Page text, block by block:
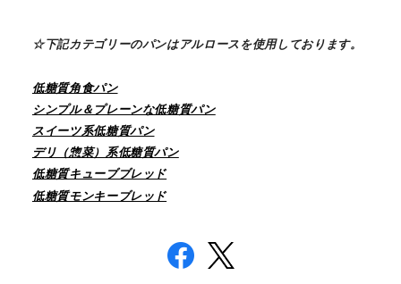
☆下記カテゴリーのパンはアルロースを使用しております。
低糖質角食パン
シンプル＆プレーンな低糖質パン
スイーツ系低糖質パン
デリ（惣菜）系低糖質パン
低糖質キューブブレッド
低糖質モンキーブレッド